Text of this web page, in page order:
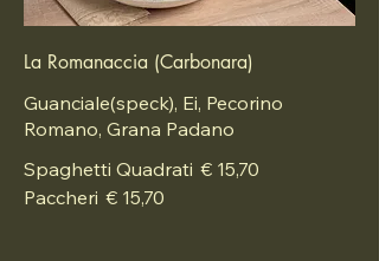
La Romanaccia (Carbonara)
Guanciale(speck), Ei, Pecorino
Romano, Grana Padano
Spaghetti Quadrati € 15,70
Paccheri € 15,70